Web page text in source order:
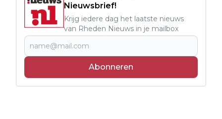
Nieuwsbrief!
Krijg iedere dag het laatste nieuws
van Rheden Nieuws in je mailbox
Abonneren